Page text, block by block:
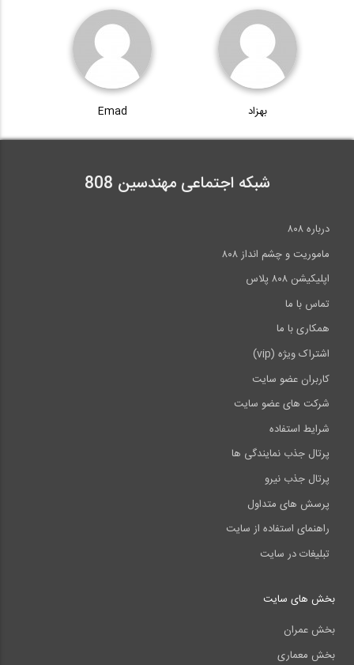
بخشی از فیلم وبینار انجام محاسبات...
بهزاد Emad
شبکه اجتماعی مهندسین 808
درباره ۸۰۸
ماموریت و چشم انداز ۸۰۸
اپلیکیشن ۸۰۸ پلاس
تماس با ما
همکاری با ما
اشتراک ویژه (vip)
کاربران عضو سایت
شرکت های عضو سایت
شرایط استفاده
پرتال جذب نمایندگی ها
پرتال جذب نیرو
پرسش های متداول
راهنمای استفاده از سایت
تبلیغات در سایت
بخش های سایت
بخش عمران
بخش معماری